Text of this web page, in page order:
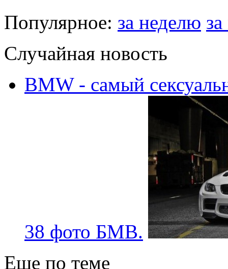
Популярное: за неделю
Случайная новость
BMW - самый
38 фото БМВ.
Еще по теме